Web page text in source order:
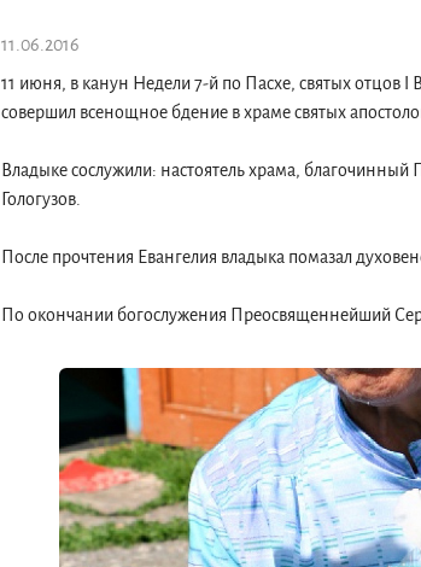
11.06.2016
11 июня, в канун Недели 7-й по Пасхе, святых отцов
совершил всенощное бдение в храме святых
Владыке сослужили: настоятель храма,
Гологузов.
После прочтения Евангелия владыка помазал
По окончании богослужения Преосвященнейший